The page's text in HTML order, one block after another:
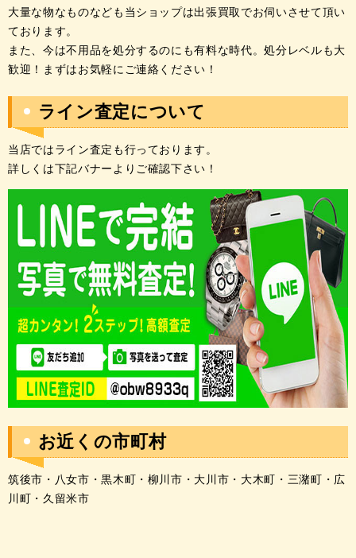
大量な物なものなども当ショップは出張買取でお伺いさせて頂い
ております。
また、今は不用品を処分するのにも有料な時代。処分レベルも大
歓迎！まずはお気軽にご連絡ください！
ライン査定について
当店ではライン査定も行っております。
詳しくは下記バナーよりご確認下さい！
お近くの市町村
筑後市・八女市・黒木町・柳川市・大川市・大木町・三潴町・広
川町・久留米市